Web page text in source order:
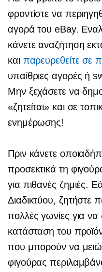
φροντίστε να
αγορά του eBay.
κάνετε αναζήτηση
και παρευρεθείτε σε
υπαίθριες αγορές ή
Μην ξεχάσετε να
«ζητείται» και σε
ενημέρωσης!
Πριν κάνετε
προσεκτικά τη
για πιθανές ζημιές.
Διαδικτύου, ζητήστε
πολλές γωνίες για να
κατάσταση του
που μπορούν να
φιγούρας